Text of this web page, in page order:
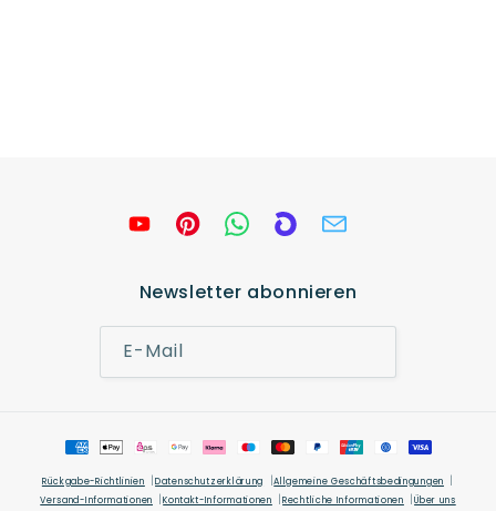
Newsletter abonnieren
E-Mail
Rückgabe-Richtlinien Datenschutzerklärung
Allgemeine Geschäftsbedingungen
Versand-Informationen
Kontakt-Informationen Rechtliche Informationen Über uns